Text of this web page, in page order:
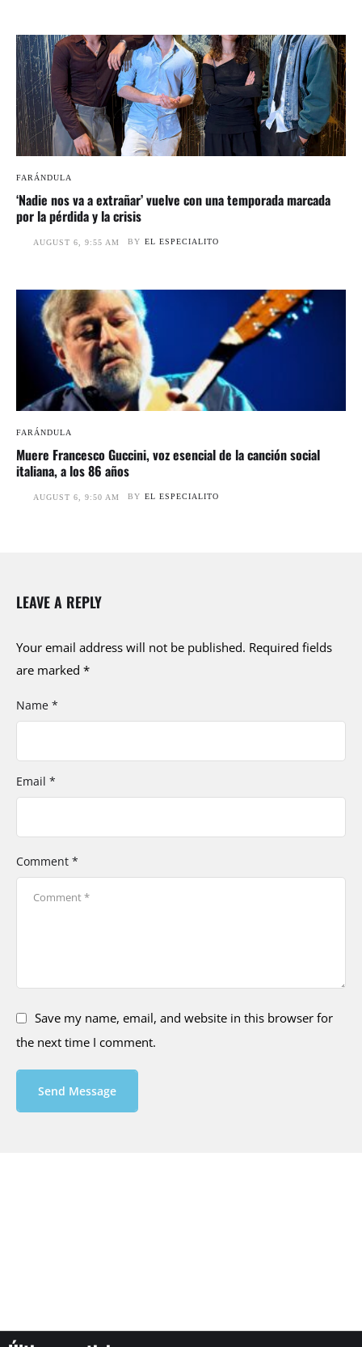
FARÁNDULA
‘Nadie nos va a extrañar’ vuelve con una temporada marcada
por la pérdida y la crisis
AUGUST 6, 9:55 AM BY EL ESPECIALITO
FARÁNDULA
Muere Francesco Guccini, voz esencial de la canción social
italiana, a los 86 años
AUGUST 6, 9:50 AM BY EL ESPECIALITO
LEAVE A REPLY
Your email address will not be published. Required fields
are marked *
Comment *
Name *
Email *
Save my name, email, and website in this browser for
the next time I comment.
Send Message